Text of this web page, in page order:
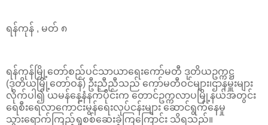
ရန်ကုန် , မတ် ၈
ရန်ကုန်မြို့တော်စည်ပင်သာယာရေးကော်မတီ ဒုတိယဥက္ကဋ္ဌ
(ဒုတိယမြို့တော်ဝန်) ဦးညီညီသည် ကော်မတီဝင်များ၊ဌာနမှူးများ
လိုက်ပါ၍ ယမန်နေ့နံနက်ပိုင်းက တောင်ဥက္ကလာပမြို့နယ်အတွင်း
ရေစီးရေလာကောင်းမွန်ရေးလုပ်ငန်းများ ဆောင်ရွက်နေမှု
သွားရောက်ကြည့်ရှုစစ်ဆေးခဲ့ကြကြောင်း သိရသည်။